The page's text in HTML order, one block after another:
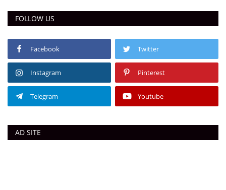
FOLLOW US
Facebook Twitter
Instagram Pinterest
Telegram Youtube
AD SITE